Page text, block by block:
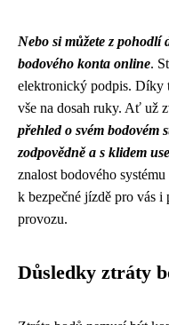
Nebo si můžete z pohodlí
bodového konta online.
elektronický podpis. Díky
vše na dosah ruky. Ať už
přehled o svém bodovém
zodpovědně a s klidem
znalost bodového
k bezpečné jízdě pro vás
provozu.
Důsledky ztráty